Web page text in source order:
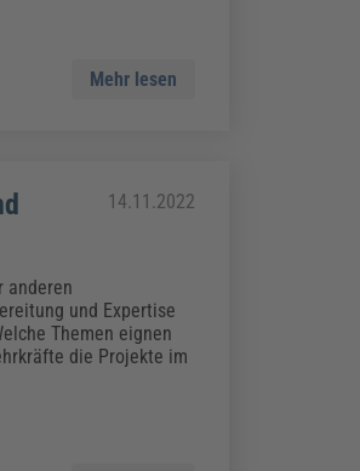
Mehr lesen
14.11.2022
anderen
und Expertise
Themen eignen
die Projekte im